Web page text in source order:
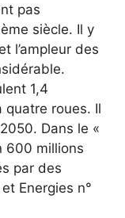
pas
siècle. Il y
l’ampleur des
1,4
quatre roues. Il
Dans le «
600 millions
par des
Energies n°